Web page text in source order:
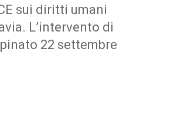
sui diritti umani
L’intervento di
22 settembre